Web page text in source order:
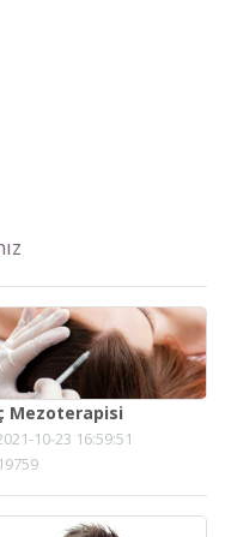
Mezoterapisi
10-23 16:59:51
19759